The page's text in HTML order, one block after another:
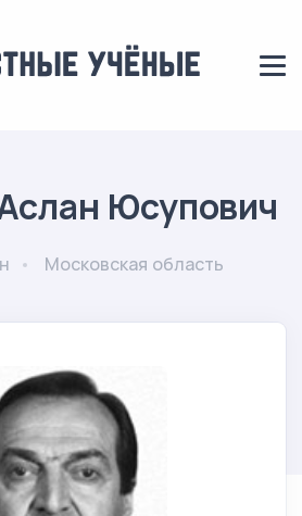
Юсупович
Московская область